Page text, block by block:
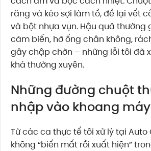
răng và kéo sợi làm tổ, để lại vết
và bột nhựa vụn. Hậu quả thường
cảm biến, hở ống chân không,
gây chập chờn – những lỗi tôi đã
khá thường xuyên.
Những đường chuột
nhập vào khoang máy
Từ các ca thực tế tôi xử lý tại Auto
không “biến mất rồi xuất hiện”